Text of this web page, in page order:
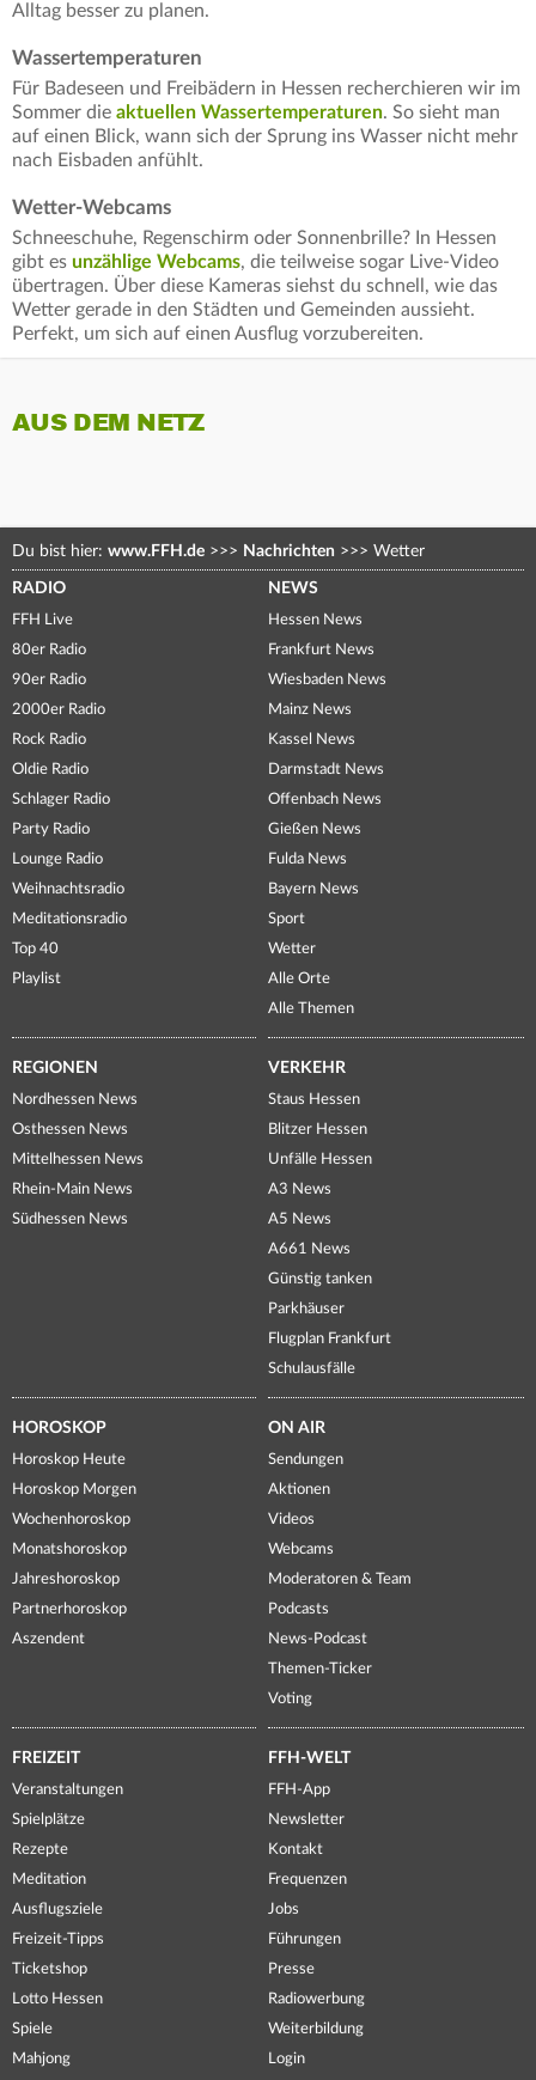
Alltag besser zu planen.
Wassertemperaturen
Für Badeseen und Freibädern in Hessen recherchieren wir im
Sommer die aktuellen Wassertemperaturen. So sieht man
auf einen Blick, wann sich der Sprung ins Wasser nicht mehr
nach Eisbaden anfühlt.
Wetter-Webcams
Schneeschuhe, Regenschirm oder Sonnenbrille? In Hessen
gibt es unzählige Webcams, die teilweise sogar Live-Video
übertragen. Über diese Kameras siehst du schnell, wie das
Wetter gerade in den Städten und Gemeinden aussieht.
Perfekt, um sich auf einen Ausflug vorzubereiten.
AUS DEM NETZ
Du bist hier: www.FFH.de >>> Nachrichten >>> Wetter
RADIO
FFH Live
80er Radio
90er Radio
2000er Radio
Rock Radio
Oldie Radio
Schlager Radio
Party Radio
Lounge Radio
Weihnachtsradio
Meditationsradio
Top 40
Playlist
NEWS
Hessen News
Frankfurt News
Wiesbaden News
Mainz News
Kassel News
Darmstadt News
Offenbach News
Gießen News
Fulda News
Bayern News
Sport
Wetter
Alle Orte
Alle Themen
REGIONEN
Nordhessen News
Osthessen News
Mittelhessen News
Rhein-Main News
Südhessen News
VERKEHR
Staus Hessen
Blitzer Hessen
Unfälle Hessen
A3 News
A5 News
A661 News
Günstig tanken
Parkhäuser
Flugplan Frankfurt
Schulausfälle
HOROSKOP
Horoskop Heute
Horoskop Morgen
Wochenhoroskop
Monatshoroskop
Jahreshoroskop
Partnerhoroskop
Aszendent
ON AIR
Sendungen
Aktionen
Videos
Webcams
Moderatoren & Team
Podcasts
News-Podcast
Themen-Ticker
Voting
FREIZEIT
Veranstaltungen
Spielplätze
Rezepte
Meditation
Ausflugsziele
Freizeit-Tipps
Ticketshop
Lotto Hessen
Spiele
Mahjong
FFH-WELT
FFH-App
Newsletter
Kontakt
Frequenzen
Jobs
Führungen
Presse
Radiowerbung
Weiterbildung
Login